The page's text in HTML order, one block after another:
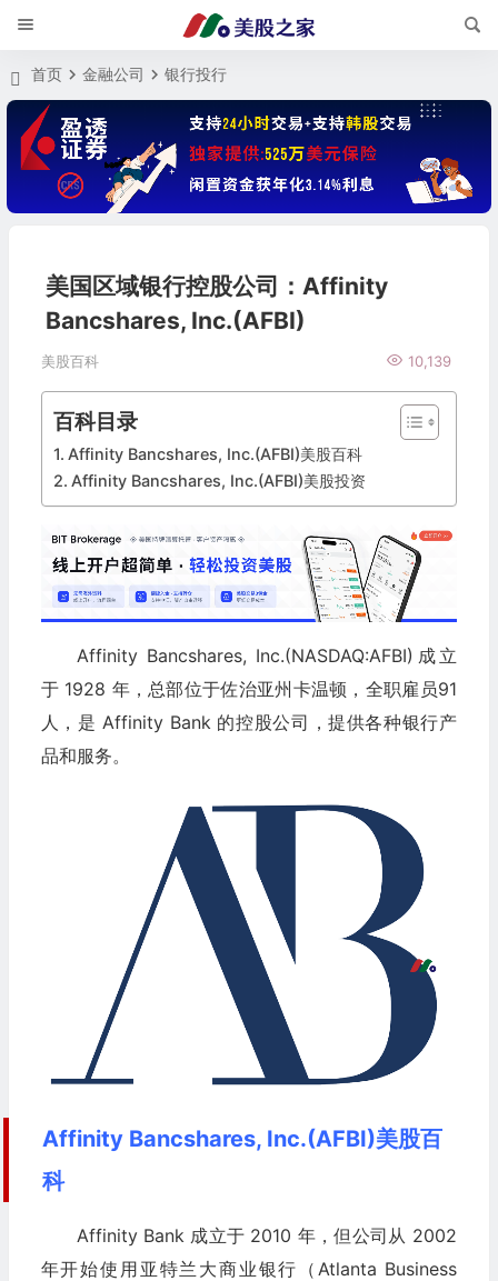
首页 金融公司 银行投行
美国区域银行控股公司：Affinity
Bancshares, Inc.(AFBI)
美股百科 10,139
百科目录
Affinity Bancshares, Inc.(AFBI)美股百科
Affinity Bancshares, Inc.(AFBI)美股投资
Affinity Bancshares, Inc.(NASDAQ:AFBI)成立
于 1928 年，总部位于佐治亚州卡温顿，全职雇员91
人，是 Affinity Bank 的控股公司，提供各种银行产
品和服务。
Affinity Bancshares, Inc.(AFBI)美股百
科
Affinity Bank 成立于 2010 年，但公司从 2002
年开始使用亚特兰大商业银行（Atlanta Business